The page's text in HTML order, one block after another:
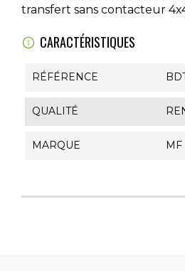
transfert sans contacteur
CARACTÉRISTIQUES
RÉFÉRENCE
QUALITÉ
MARQUE MF